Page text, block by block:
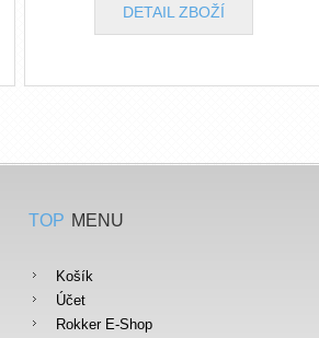
DETAIL ZBOŽÍ
TOP MENU
Košík
Účet
Rokker E-Shop